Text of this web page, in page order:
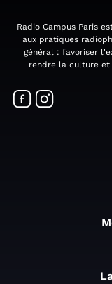
Radio Campus Paris
aux pratiques
général : favoriser
rendre la culture